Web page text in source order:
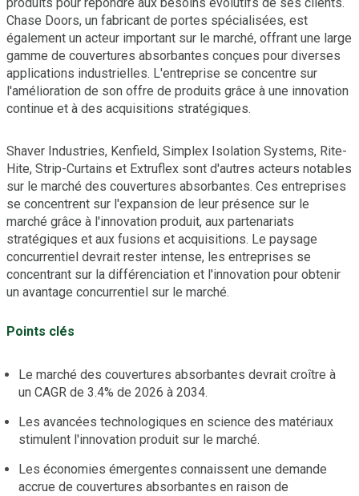
Chase Doors, un fabricant de portes spécialisées, est
également un acteur important sur le marché, offrant une large
gamme de couvertures absorbantes conçues pour diverses
applications industrielles. L'entreprise se concentre sur
l'amélioration de son offre de produits grâce à une innovation
continue et à des acquisitions stratégiques.
Shaver Industries, Kenfield, Simplex Isolation Systems, Rite-
Hite, Strip-Curtains et Extruflex sont d'autres acteurs notables
sur le marché des couvertures absorbantes. Ces entreprises
se concentrent sur l'expansion de leur présence sur le
marché grâce à l'innovation produit, aux partenariats
stratégiques et aux fusions et acquisitions. Le paysage
concurrentiel devrait rester intense, les entreprises se
concentrant sur la différenciation et l'innovation pour obtenir
un avantage concurrentiel sur le marché.
Points clés
Le marché des couvertures absorbantes devrait croître à
un CAGR de 3.4% de 2026 à 2034.
Les avancées technologiques en science des matériaux
stimulent l'innovation produit sur le marché.
Les économies émergentes connaissent une demande
accrue de couvertures absorbantes en raison de